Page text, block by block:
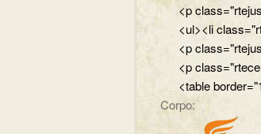
<p
<ul><li
<p
<p
<table
Corpo: